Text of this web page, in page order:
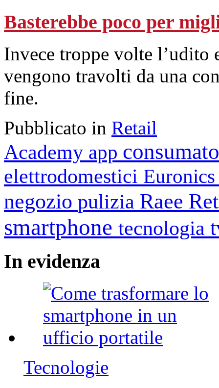
Basterebbe poco per
Invece troppe volte l’udito
vengono travolti da una
fine.
Pubblicato in Retail
Academy app
elettrodomestici
negozio pulizia Raee
smartphone tecnologia
In evidenza
Tecnologie